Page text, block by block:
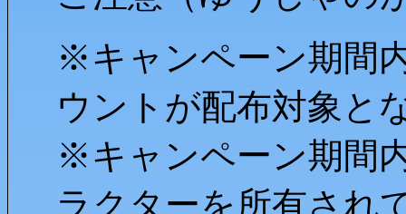
※キャンペーン期間
ウントが配布対象と
※キャンペーン期間
ラクターを所有され